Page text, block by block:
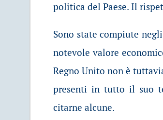
politica del Paese. Il
Sono state compiute
notevole valore
Regno Unito non è
presenti in tutto il suo
citarne alcune.